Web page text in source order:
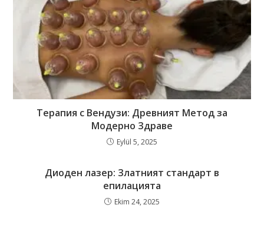
Терапия с Вендузи: Древният Метод за
Модерно Здраве
Eylül 5, 2025
Диоден лазер: Златният стандарт в
епилацията
Ekim 24, 2025